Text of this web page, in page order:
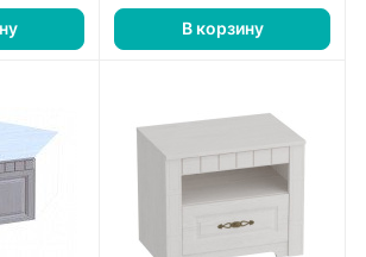
В корзину